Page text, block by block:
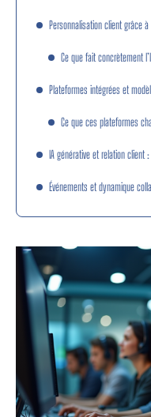
Personnalisation client grâce
Ce que fait concrètement
Plateformes intégrées et
Ce que ces plateformes
IA générative et relation
Événements et dynamique